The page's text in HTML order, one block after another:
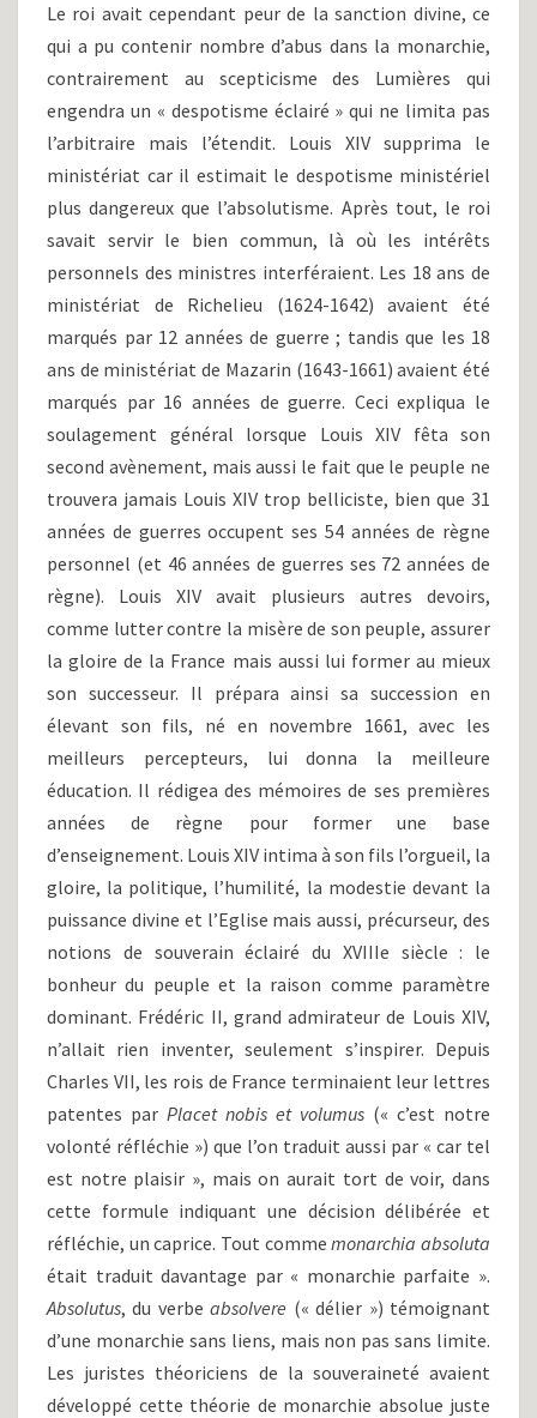
Le roi avait cependant peur de la sanction divine, ce
qui a pu contenir nombre d’abus dans la monarchie,
contrairement au scepticisme des Lumières qui
engendra un « despotisme éclairé » qui ne limita pas
l’arbitraire mais l’étendit. Louis XIV supprima le
ministériat car il estimait le despotisme ministériel
plus dangereux que l’absolutisme. Après tout, le roi
savait servir le bien commun, là où les intérêts
personnels des ministres interféraient. Les 18 ans de
ministériat de Richelieu (1624-1642) avaient été
marqués par 12 années de guerre ; tandis que les 18
ans de ministériat de Mazarin (1643-1661) avaient été
marqués par 16 années de guerre. Ceci expliqua le
soulagement général lorsque Louis XIV fêta son
second avènement, mais aussi le fait que le peuple ne
trouvera jamais Louis XIV trop belliciste, bien que 31
années de guerres occupent ses 54 années de règne
personnel (et 46 années de guerres ses 72 années de
règne). Louis XIV avait plusieurs autres devoirs,
comme lutter contre la misère de son peuple, assurer
la gloire de la France mais aussi lui former au mieux
son successeur. Il prépara ainsi sa succession en
élevant son fils, né en novembre 1661, avec les
meilleurs percepteurs, lui donna la meilleure
éducation. Il rédigea des mémoires de ses premières
années de règne pour former une base
d’enseignement. Louis XIV intima à son fils l’orgueil, la
gloire, la politique, l’humilité, la modestie devant la
puissance divine et l’Eglise mais aussi, précurseur, des
notions de souverain éclairé du XVIIIe siècle : le
bonheur du peuple et la raison comme paramètre
dominant. Frédéric II, grand admirateur de Louis XIV,
n’allait rien inventer, seulement s’inspirer. Depuis
Charles VII, les rois de France terminaient leur lettres
patentes par Placet nobis et volumus (« c’est notre
volonté réfléchie ») que l’on traduit aussi par « car tel
est notre plaisir », mais on aurait tort de voir, dans
cette formule indiquant une décision délibérée et
réfléchie, un caprice. Tout commemonarchia absoluta
était traduit davantage par « monarchie parfaite ».
Absolutus, du verbeabsolvere (« délier ») témoignant
d’une monarchie sans liens, mais non pas sans limite.
Les juristes théoriciens de la souveraineté avaient
développé cette théorie de monarchie absolue juste